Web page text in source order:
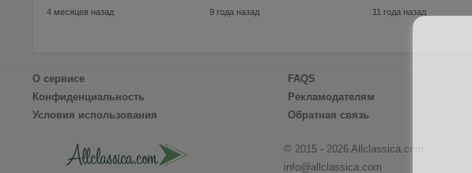
4 месяцев назад
9 года назад
11 года назад
О сервисе
Конфиденциальность
Условия использования
FAQS
Рекламодателям
Обратная связь
© 2015 - 2026 Allclassica.com
info@allclassica.com